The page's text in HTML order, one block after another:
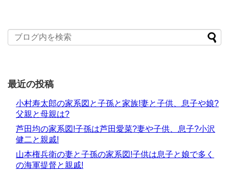
最近の投稿
小村寿太郎の家系図と子孫と家族!妻と子供、息子や娘?
父親と母親は?
芦田均の家系図!子孫は芦田愛菜?妻や子供、息子?小沢
健二と親戚!
山本権兵衛の妻と子孫の家系図!子供は息子と娘で多く
の海軍提督と親戚!